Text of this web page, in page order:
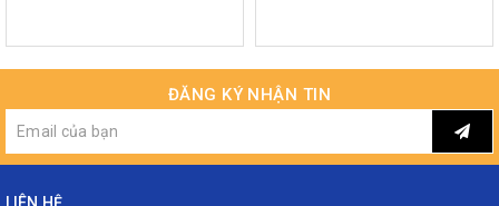
ĐĂNG KÝ NHẬN TIN
LIÊN HỆ